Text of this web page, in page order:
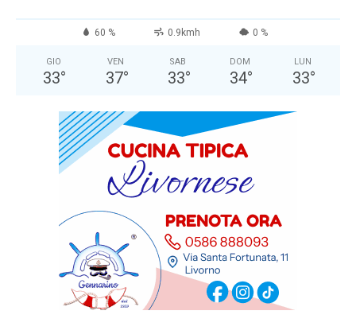
60 % 0.9kmh 0 %
GIO
33°
VEN
37°
SAB
33°
DOM
34°
LUN
33°